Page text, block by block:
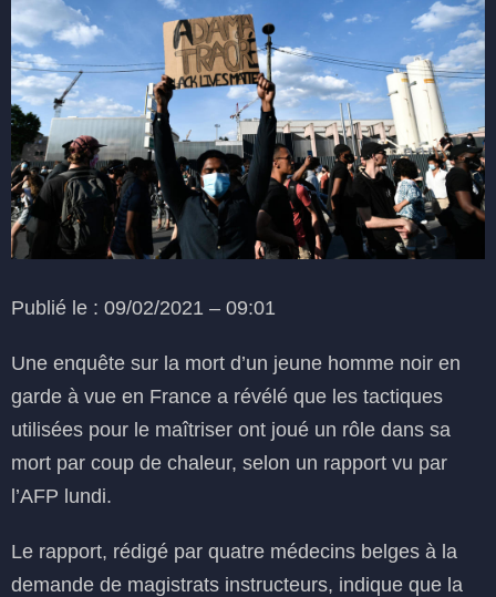
Publié le : 09/02/2021 – 09:01
Une enquête sur la mort d’un jeune homme noir en
garde à vue en France a révélé que les tactiques
utilisées pour le maîtriser ont joué un rôle dans sa
mort par coup de chaleur, selon un rapport vu par
l’AFP lundi.
Le rapport, rédigé par quatre médecins belges à la
demande de magistrats instructeurs, indique que la